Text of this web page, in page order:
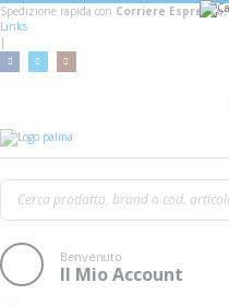
Spedizione rapida con Corriere Espresso!
Links
|
Benvenuto
Il Mio Account